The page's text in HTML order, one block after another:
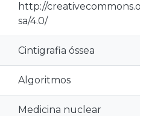
http://
sa/4.0/
Cintigrafia óssea
Algoritmos
Medicina nuclear